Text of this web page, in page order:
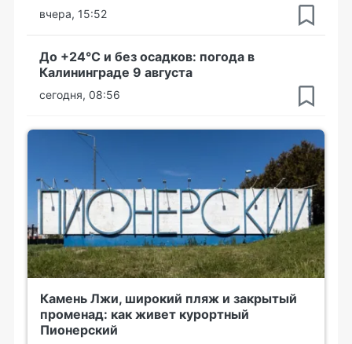
вчера, 15:52
До +24°С и без осадков: погода в
Калининграде 9 августа
сегодня, 08:56
Камень Лжи, широкий пляж и закрытый
променад: как живет курортный
Пионерский